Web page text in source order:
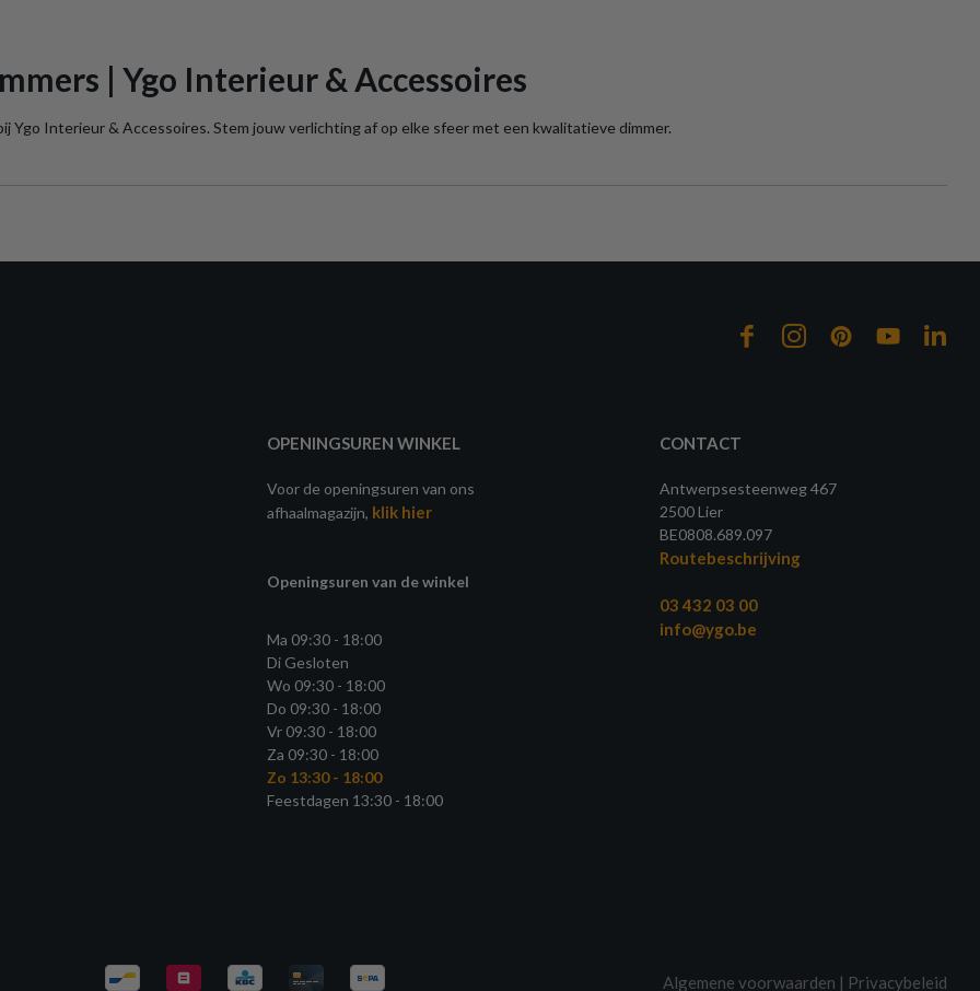
| Ygo Interieur & Accessoires
Ygo Interieur & Accessoires. Stem jouw verlichting af op elke sfeer met een kwalitatieve dimmer.
OPENINGSUREN WINKEL
Voor de openingsuren van ons
afhaalmagazijn, klik hier
Openingsuren van de winkel
Ma 09:30 - 18:00
Di Gesloten
Wo 09:30 - 18:00
Do 09:30 - 18:00
Vr 09:30 - 18:00
Za 09:30 - 18:00
Zo 13:30 - 18:00
Feestdagen 13:30 - 18:00
CONTACT
Antwerpsesteenweg 467
2500 Lier
BE0808.689.097
Routebeschrijving
03 432 03 00
info@ygo.be
Algemene voorwaarden | Privacybeleid